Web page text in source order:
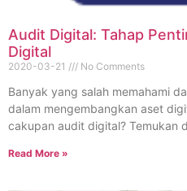
Audit Digital: Tahap
Digital
2020-03-21 No Comments
Banyak yang salah memahami
dalam mengembangkan aset
cakupan audit digital? Temukan
Read More »